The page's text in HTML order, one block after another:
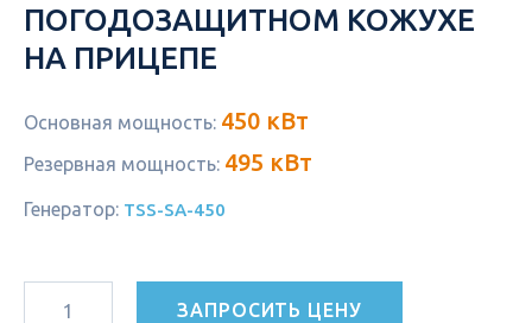
ПОГОДОЗАЩИТНОМ КОЖУХЕ
НА ПРИЦЕПЕ
Основная мощность: 450 кВт
Резервная мощность: 495 кВт
Генератор: TSS-SA-450
ЗАПРОСИТЬ ЦЕНУ